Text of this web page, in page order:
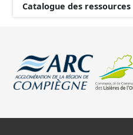
Catalogue des ressources